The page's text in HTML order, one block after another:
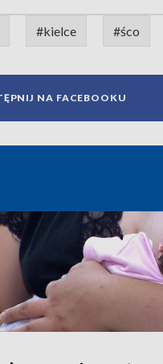
#kielce #śco
NA FACEBOOKU